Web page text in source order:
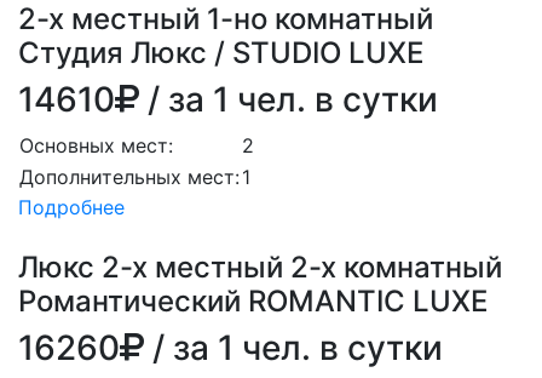
2-х местный 1-но комнатный
Студия Люкс / STUDIO LUXE
14610 / за 1 чел. в сутки
Основных мест:
2
Дополнительных мест:1
Подробнее
Люкс 2-х местный 2-х комнатный
Романтический ROMANTIC LUXE
16260 / за 1 чел. в сутки